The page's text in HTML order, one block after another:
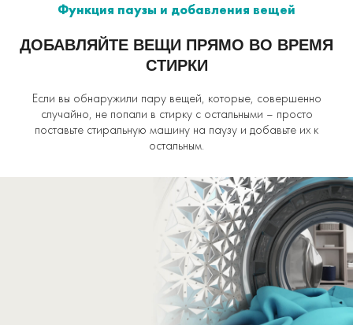
Функция паузы и добавления вещей
ДОБАВЛЯЙТЕ ВЕЩИ ПРЯМО ВО ВРЕМЯ
СТИРКИ
Если вы обнаружили пару вещей, которые, совершенно
случайно, не попали в стирку с остальными – просто
поставьте стиральную машину на паузу и добавьте их к
остальным.